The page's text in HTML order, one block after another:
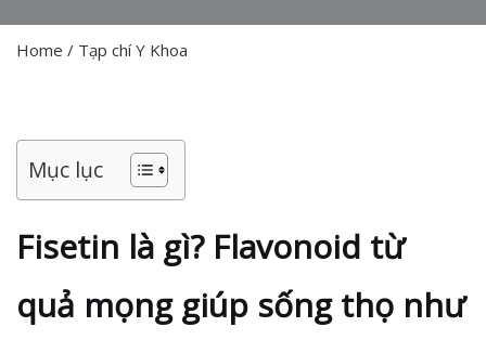
Home / Tạp chí Y Khoa
Mục lục
Fisetin là gì? Flavonoid từ
quả mọng giúp sống thọ như